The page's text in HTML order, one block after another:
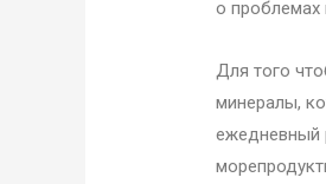
о проблемах
Для того
минералы,
ежедневный